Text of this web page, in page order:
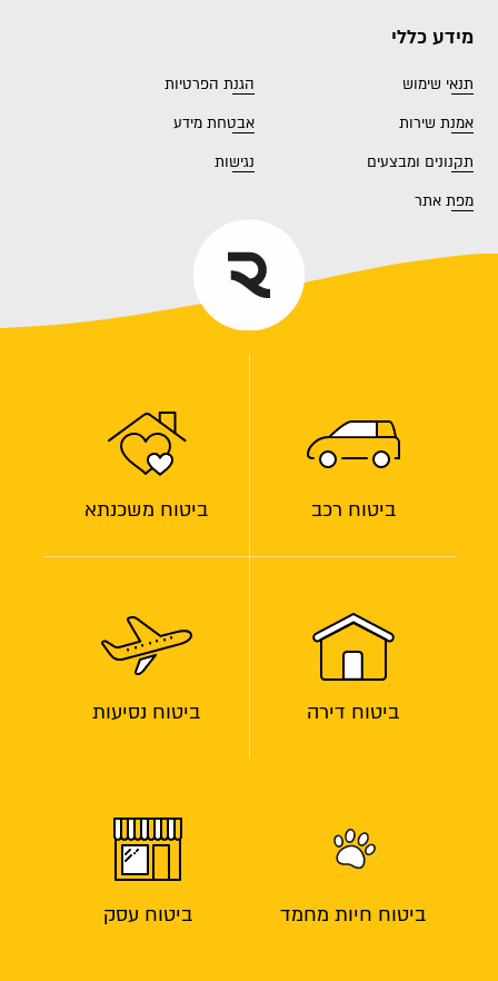
ביטוח רכב ביטוח משכנתא
ביטוח דירה ביטוח נסיעות
ביטוח חיות מחמד ביטוח עסק
מידע כללי
תנאי שימוש
הגנת הפרטיות
אמנת שירות
אבטחת מידע
תקנונים ומבצעים
נגישות
מפת אתר